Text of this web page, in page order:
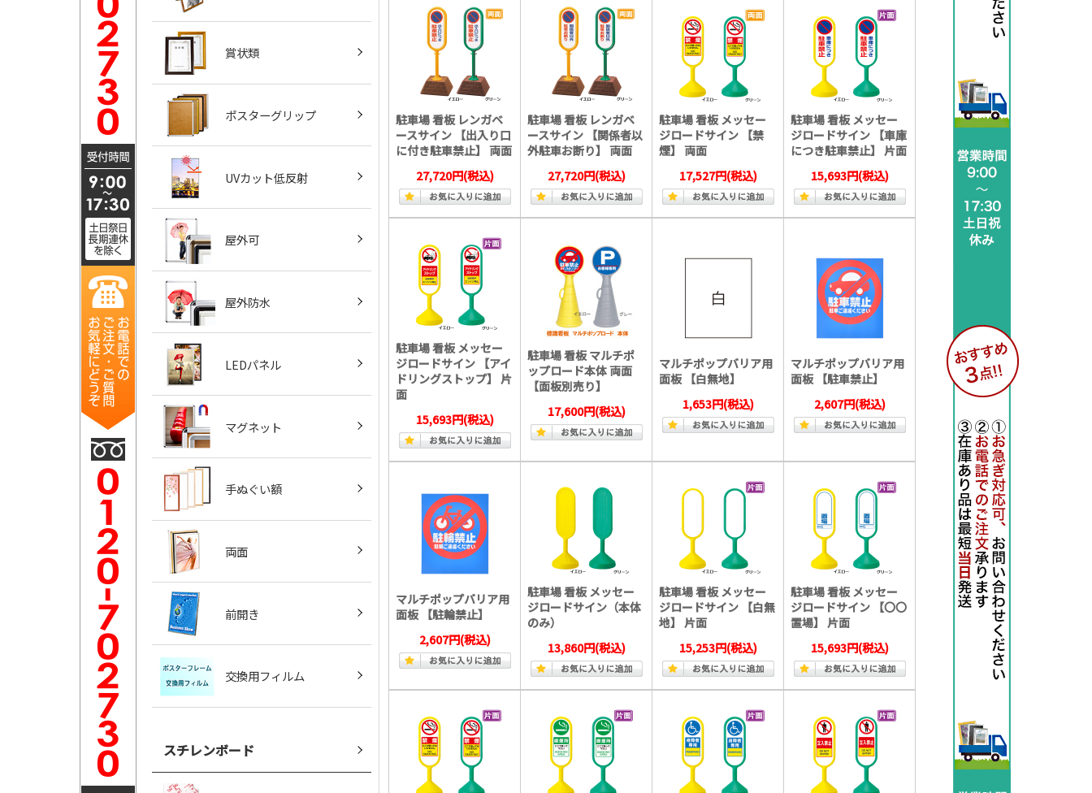
賞状類
ポスターグリップ
UVカット低反射
屋外可
屋外防水
LEDパネル
マグネット
手ぬぐい額
両面
前開き
交換用フィルム
スチレンボード
駐車場 看板 レンガベ
ースサイン 【出入り口
に付き駐車禁止】 両面
27,720円(税込)
駐車場 看板 レンガベ
ースサイン 【関係者以
外駐車お断り】 両面
27,720円(税込)
駐車場 看板 メッセー
ジロードサイン 【禁
煙】 両面
17,527円(税込)
駐車場 看板 メッセー
ジロードサイン 【車庫
につき駐車禁止】 片面
15,693円(税込)
駐車場 看板 メッセー
ジロードサイン 【アイ
ドリングストップ】 片
面
15,693円(税込)
駐車場 看板 マルチポ
ップロード本体 両面
【面板別売り】
17,600円(税込)
マルチポップバリア用
面板 【白無地】
1,653円(税込)
マルチポップバリア用
面板 【駐車禁止】
2,607円(税込)
マルチポップバリア用
面板 【駐輪禁止】
2,607円(税込)
駐車場 看板 メッセー
ジロードサイン（本体
のみ）
13,860円(税込)
駐車場 看板 メッセー
ジロードサイン 【白無
地】 片面
15,253円(税込)
駐車場 看板 メッセー
ジロードサイン 【〇〇
置場】 片面
15,693円(税込)